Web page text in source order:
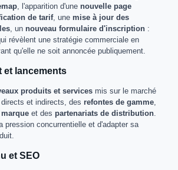
, l'apparition d'une nouvelle page
de tarif, une mise à jour des
, un nouveau formulaire d'inscription :
révèlent une stratégie commerciale en
qu'elle ne soit annoncée publiquement.
et lancements
produits et services mis sur le marché
et indirects, des refontes de gamme
et des partenariats de distribution
pression concurrentielle et d'adapter sa
et SEO